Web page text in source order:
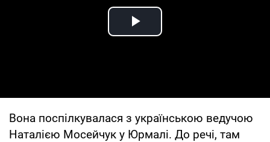
Play Video
Вона поспілкувалася з українською ведучою
Наталією Мосейчук у Юрмалі. До речі, там